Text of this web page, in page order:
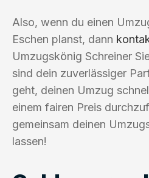
Also, wenn du einen
Eschen planst, dann
Umzugskönig Schreiner
sind dein zuverlässiger
geht, deinen Umzug
einem fairen Preis
gemeinsam deinen
lassen!